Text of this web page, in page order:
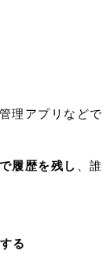
理アプリなどで
履歴を残し
、誰
る